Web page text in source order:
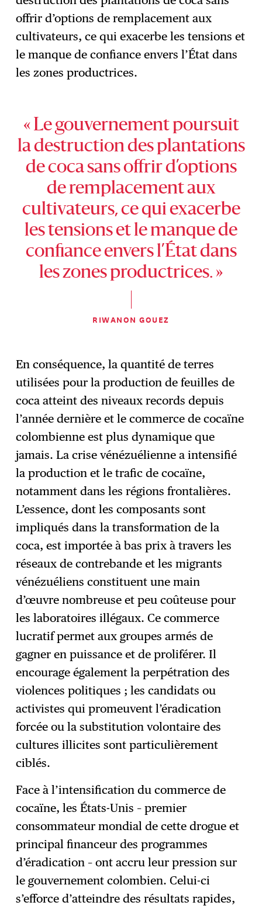
offrir d’options de remplacement aux
cultivateurs, ce qui exacerbe les tensions et
le manque de confiance envers l’État dans
les zones productrices.
« Le gouvernement poursuit
la destruction des plantations
de coca sans offrir d’options
de remplacement aux
cultivateurs, ce qui exacerbe
les tensions et le manque de
confiance envers l’État dans
les zones productrices. »
RIWANON GOUEZ
En conséquence, la quantité de terres
utilisées pour la production de feuilles de
coca atteint des niveaux records depuis
l’année dernière et le commerce de cocaïne
colombienne est plus dynamique que
jamais. La crise vénézuélienne a intensifié
la production et le trafic de cocaïne,
notamment dans les régions frontalières.
L’essence, dont les composants sont
impliqués dans la transformation de la
coca, est importée à bas prix à travers les
réseaux de contrebande et les migrants
vénézuéliens constituent une main
d’œuvre nombreuse et peu coûteuse pour
les laboratoires illégaux. Ce commerce
lucratif permet aux groupes armés de
gagner en puissance et de proliférer. Il
encourage également la perpétration des
violences politiques ; les candidats ou
activistes qui promeuvent l’éradication
forcée ou la substitution volontaire des
cultures illicites sont particulièrement
ciblés.
Face à l’intensification du commerce de
cocaïne, les États-Unis – premier
consommateur mondial de cette drogue et
principal financeur des programmes
d’éradication – ont accru leur pression sur
le gouvernement colombien. Celui-ci
s’efforce d’atteindre des résultats rapides,